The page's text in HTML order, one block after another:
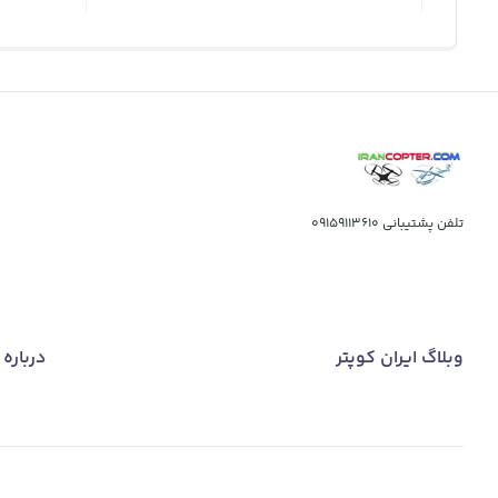
تلفن پشتیبانی 09159113610
وبلاگ ایران کوپتر